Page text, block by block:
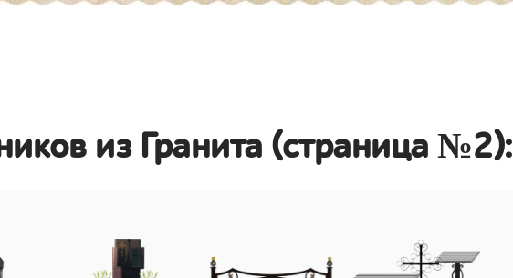
из Гранита (страница №2):